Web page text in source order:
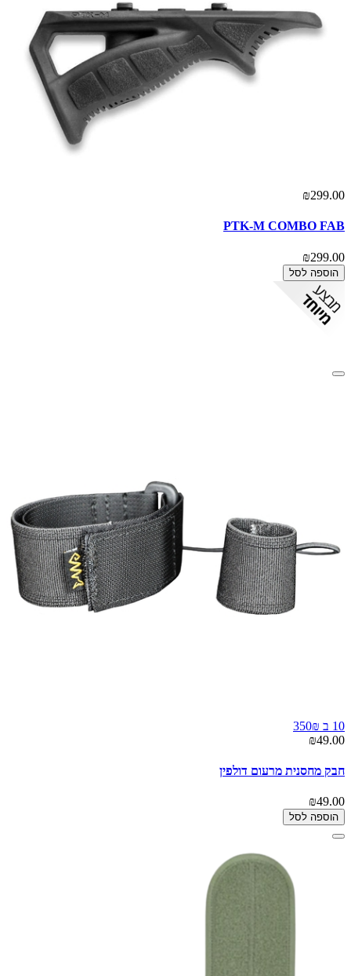
₪299.00
PTK-M COMBO FAB
₪299.00
הוספה לסל
10 ב 350₪
₪49.00
חבק מחסנית מרעום דולפין
₪49.00
הוספה לסל